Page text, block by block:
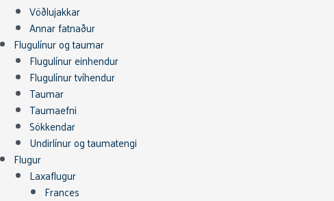
Vöðlujakkar
Annar fatnaður
Flugulínur og taumar
Flugulínur einhendur
Flugulínur tvíhendur
Taumar
Taumaefni
Sökkendar
Undirlínur og taumatengi
Flugur
Laxaflugur
Frances